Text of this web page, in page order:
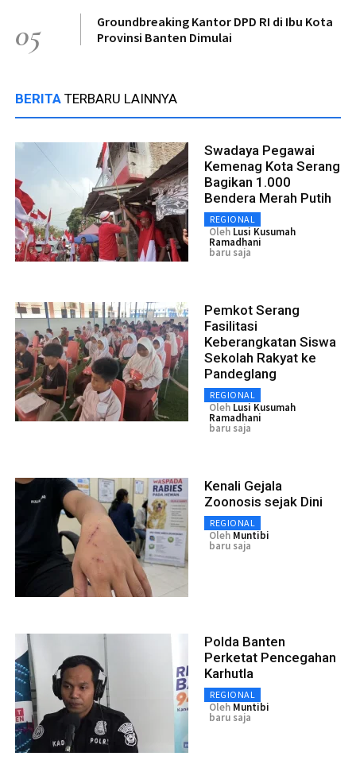
05
Groundbreaking Kantor DPD RI di Ibu Kota
Provinsi Banten Dimulai
BERITA TERBARU LAINNYA
Swadaya Pegawai
Kemenag Kota Serang
Bagikan 1.000
Bendera Merah Putih
REGIONAL
Oleh Lusi Kusumah
Ramadhani
baru saja
Pemkot Serang
Fasilitasi
Keberangkatan Siswa
Sekolah Rakyat ke
Pandeglang
REGIONAL
Oleh Lusi Kusumah
Ramadhani
baru saja
Kenali Gejala
Zoonosis sejak Dini
REGIONAL
Oleh Muntibi
baru saja
Polda Banten
Perketat Pencegahan
Karhutla
REGIONAL
Oleh Muntibi
baru saja